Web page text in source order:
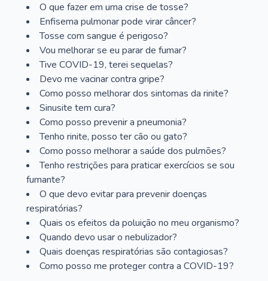
O que fazer em uma crise de tosse?
Enfisema pulmonar pode virar câncer?
Tosse com sangue é perigoso?
Vou melhorar se eu parar de fumar?
Tive COVID-19, terei sequelas?
Devo me vacinar contra gripe?
Como posso melhorar dos sintomas da rinite?
Sinusite tem cura?
Como posso prevenir a pneumonia?
Tenho rinite, posso ter cão ou gato?
Como posso melhorar a saúde dos pulmões?
Tenho restrições para praticar exercícios se sou
fumante?
O que devo evitar para prevenir doenças
respiratórias?
Quais os efeitos da poluição no meu organismo?
Quando devo usar o nebulizador?
Quais doenças respiratórias são contagiosas?
Como posso me proteger contra a COVID-19?